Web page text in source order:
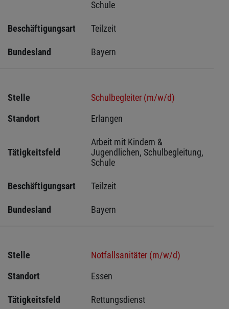
Schule
Beschäftigungsart Teilzeit
Bundesland Bayern
Stelle
Schulbegleiter (m/w/d)
Standort
Erlangen
Tätigkeitsfeld
Arbeit mit Kindern &
Jugendlichen, Schulbegleitung,
Schule
Beschäftigungsart Teilzeit
Bundesland Bayern
Stelle
Notfallsanitäter (m/w/d)
Standort
Essen
Tätigkeitsfeld Rettungsdienst